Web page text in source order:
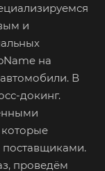
и
на
В
докинг.
проведём